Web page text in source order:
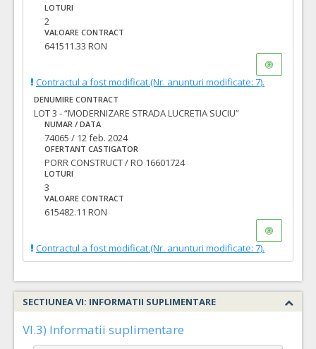
LOTURI
2
VALOARE CONTRACT
641511.33 RON
Contractul a fost modificat.(Nr. anunturi modificate: 7).
DENUMIRE CONTRACT
LOT 3 - “MODERNIZARE STRADA LUCRETIA SUCIU”
NUMAR / DATA
74065 / 12 feb. 2024
OFERTANT CASTIGATOR
PORR CONSTRUCT / RO 16601724
LOTURI
3
VALOARE CONTRACT
615482.11 RON
Contractul a fost modificat.(Nr. anunturi modificate: 7).
SECTIUNEA VI: INFORMATII SUPLIMENTARE
VI.3) Informatii suplimentare